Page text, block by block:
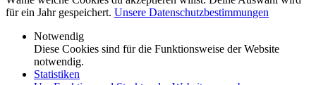
für ein Jahr gespeichert. Unsere Datenschutzbestimmungen
Notwendig
Diese Cookies sind für die Funktionsweise der Website
notwendig.
Statistiken